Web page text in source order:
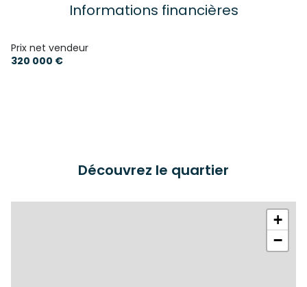
Informations financières
Prix net vendeur
320 000 €
Découvrez le quartier
+
−